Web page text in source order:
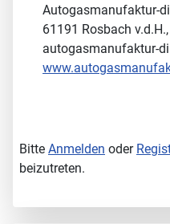
Autogasmanufaktur-
61191 Rosbach
autogasmanufaktur-
Bitte Anmelden oder
beizutreten.